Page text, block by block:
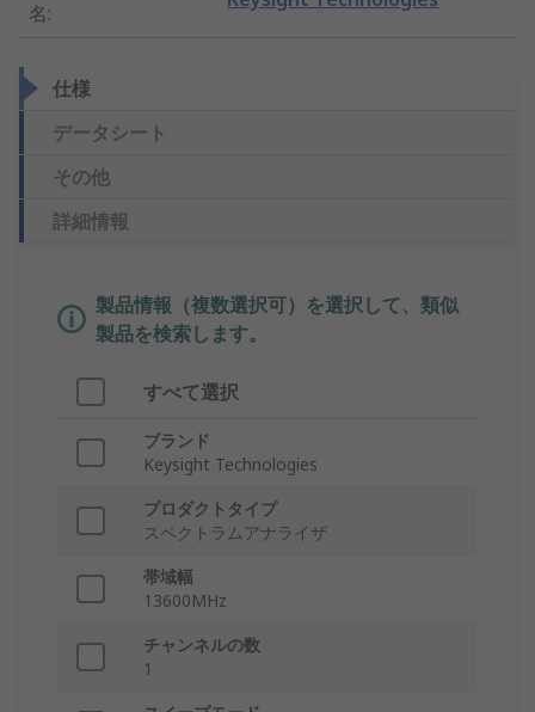
名:
仕様
データシート
その他
詳細情報
製品情報（複数選択可）を選択して、類似
製品を検索します。
すべて選択
ブランド
Keysight Technologies
プロダクトタイプ
スペクトラムアナライザ
帯域幅
13600MHz
チャンネルの数
1